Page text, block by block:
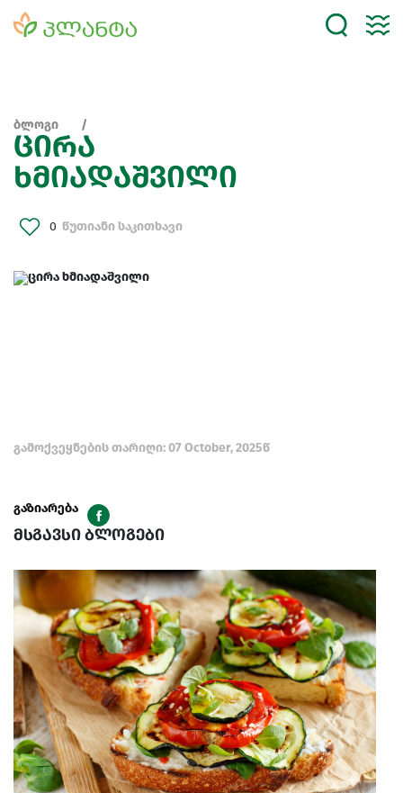
ბლოგი
ცირა
ხმიადაშვილი
0 წუთიანი საკითხავი
გამოქვეყნების თარიღი: 07 October, 2025წ
გაზიარება
მსგავსი ბლოგები